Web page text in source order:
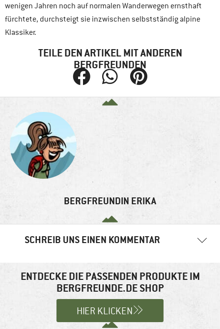
wenigen Jahren noch auf normalen Wanderwegen ernsthaft
fürchtete, durchsteigt sie inzwischen selbstständig alpine
Klassiker.
TEILE DEN ARTIKEL MIT ANDEREN
BERGFREUNDEN
BERGFREUNDIN ERIKA
SCHREIB UNS EINEN KOMMENTAR
Felder sind mit*markiert
ENTDECKE DIE PASSENDEN PRODUKTE IM
BERGFREUNDE.DE SHOP
HIER KLICKEN